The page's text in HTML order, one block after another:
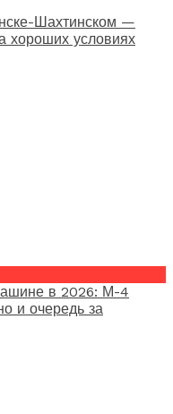
Шахтинском —
хороших условиях
в 2026: М-4
и очередь за